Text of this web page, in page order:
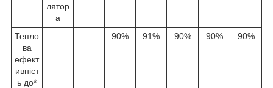
лятор
а
Тепло
ва
ефект
ивніст
ь до*
90% 91% 90% 90% 90%